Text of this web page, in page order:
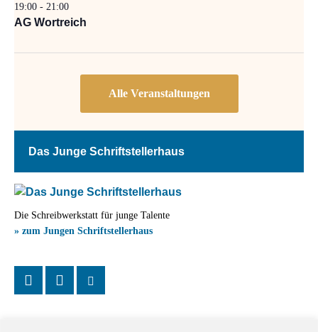
19:00 - 21:00
AG Wortreich
Das Junge Schriftstellerhaus
Die Schreibwerkstatt für junge Talente
» zum Jungen Schriftstellerhaus